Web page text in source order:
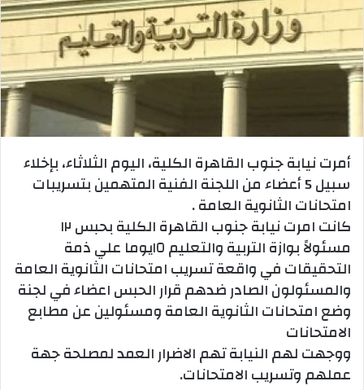
أمرت نيابة جنوب القاهرة الكلية، اليوم الثلاثاء، بإخلاء
سبيل 5 أعضاء من اللجنة الفنية المتهمين بتسريبات
امتحانات الثانوية العامة .
كانت امرت نيابة جنوب القاهرة الكلية بحبس ١٢
مسئولاً بوازة التربية والتعليم ١٥يوما علي ذمة
التحقيقات في واقعة تسريب امتحانات الثانوية العامة
والمسئولون الصادر ضدهم قرار الحبس اعضاء في لجنة
وضع امتحانات الثانوية العامة ومسئولين عن مطابع
الامتحانات
ووجهت لهم النيابة تهم الاضرار العمد لمصلحة جهة
عملهم وتسريب الامتحانات.